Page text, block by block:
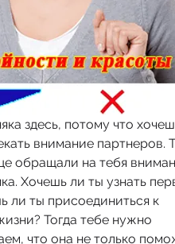
здесь, потому что
внимание партнеров.
обращали на тебя
Хочешь ли ты узнать
ли ты присоединиться к
Тогда тебе нужно
что она не только